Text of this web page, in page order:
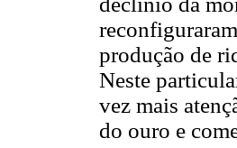
produção de
Neste
vez mais
do ouro e